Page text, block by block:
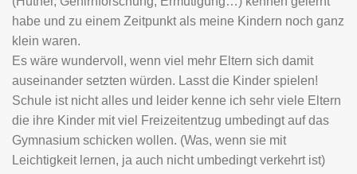
habe und zu einem Zeitpunkt als meine Kindern noch ganz
klein waren.
Es wäre wundervoll, wenn viel mehr Eltern sich damit
auseinander setzten würden. Lasst die Kinder spielen!
Schule ist nicht alles und leider kenne ich sehr viele Eltern
die ihre Kinder mit viel Freizeitentzug umbedingt auf das
Gymnasium schicken wollen. (Was, wenn sie mit
Leichtigkeit lernen, ja auch nicht umbedingt verkehrt ist)